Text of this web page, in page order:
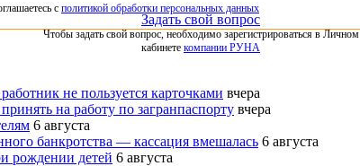
с политикой обработки персональных данных
Задать свой вопрос
Чтобы задать свой вопрос, необходимо зарегистрироваться в Личном
кабинете компании РУНА
не пользуется карточками вчера
на работу по загранпаспорту вчера
6 августа
банкротства — кассация вмешалась 6 августа
рождении детей 6 августа